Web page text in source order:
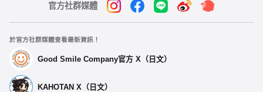
官方社群媒體
於官方社群媒體查看最新資訊！
Good Smile Company官方 X（日文）
KAHOTAN X（日文）